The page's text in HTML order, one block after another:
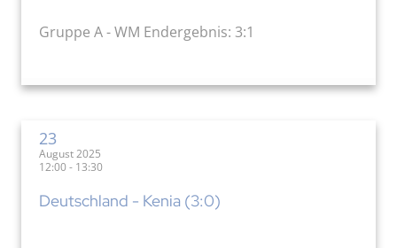
Gruppe A - WM Endergebnis: 3:1
23
August 2025
12:00 - 13:30
Deutschland - Kenia (3:0)